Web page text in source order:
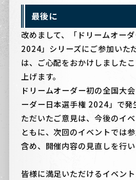
最後に
改めまして、「ドリームオー
2024」シリーズにご参加いた
は、ご心配をおかけしました
上げます。
ドリームオーダー初の全国大
ーダー日本選手権 2024」で発
ただいたご意見は、今後のイ
ともに、次回のイベントでは
含め、開催内容の見直しを行い
皆様に満足いただけるイベント